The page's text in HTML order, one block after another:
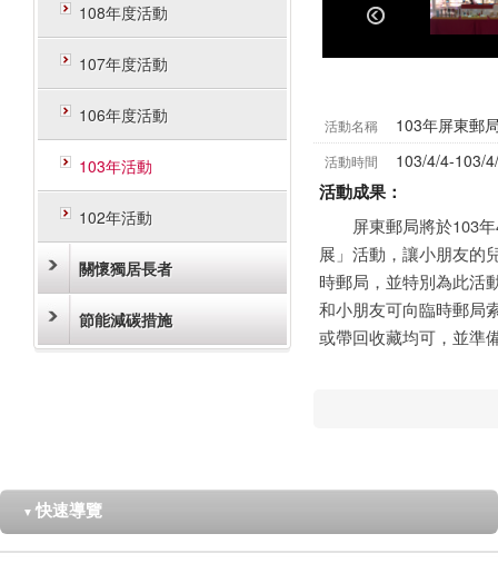
108年度活動
107年度活動
106年度活動
103年活動
102年活動
關懷獨居長者
節能減碳措施
活動名稱 103年屏東郵
活動時間 103/4/4-103/
活動成果：
屏東郵局將於103年
展」活動，讓小朋友的
時郵局，並特別為此活
和小朋友可向臨時郵局
或帶回收藏均可，並準
▼ 快速導覽